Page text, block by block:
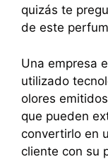
quizás te
de este
Una empresa
utilizado
olores
que pueden
convertirlo en
cliente con su